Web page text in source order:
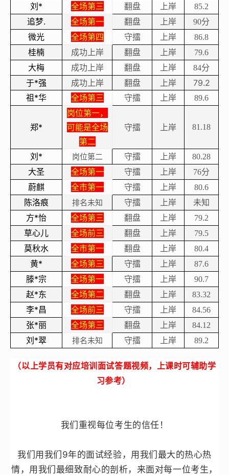
刘* 全场第三 翻盘 上岸 85.2
追梦. 全场第一 翻盘 上岸 90分
微光
全场第四 守擂 上岸 86.8
桂楠 成功上岸 翻盘 上岸 79.6
大梅 成功上岸 翻盘 上岸 84分
于*强
成功上岸 翻盘 上岸
79.2
祖*华
全场第三 守擂 上岸 89.6
郑*
岗位第一，
可能是全场
第二
守擂 上岸 81.18
刘* 岗位第二 守擂 上岸 80.28
大圣 全场第一 守擂 上岸 76分
蔚麒
全市第一 守擂 上岸 80.6
陈洛痕 排名未知 守擂 上岸
未知
方*怡
全场第三 翻盘 上岸 79.2
草心儿 全场前三 翻盘 上岸 79.5
莫秋水 全市第一 翻盘 上岸 80.4
黄* 全场第三 守擂 上岸 87.6
滕*宗 全场第一 守擂 上岸 90.7
赵*东 全场第二 翻盘 上岸 83.32
李*昌 全场前三 守擂 上岸 84.56
张*丽 全场第三 翻盘 上岸 84.12
刘*翠 排名未知 守擂 上岸 89.2
（以上学员有对应培训面试答题视频，上课时可辅助学
习参考）
我们重视每位考生的信任！
我们用我们9年的面试经验，用我们最大的热心热
情，用我们最细致耐心的剖析，来面对每一位考生，